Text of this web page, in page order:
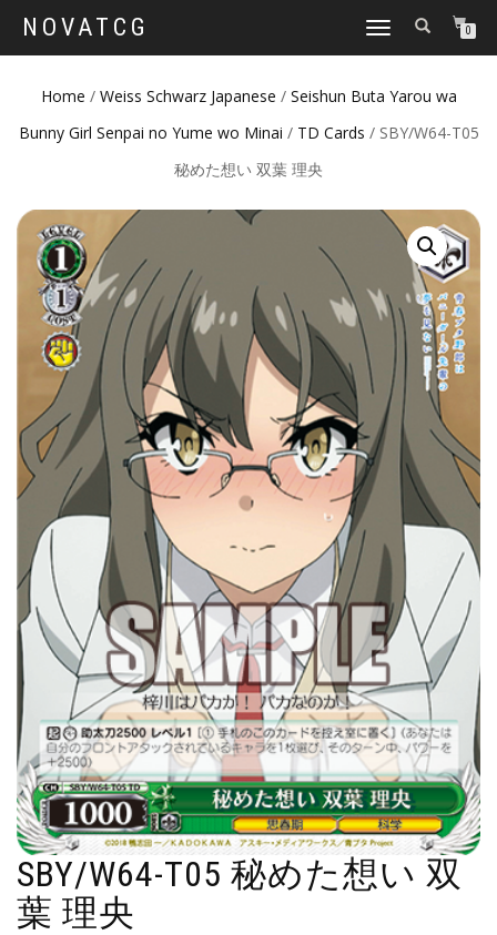
NOVATCG
TOGGLE
0
Home / Weiss Schwarz Japanese / Seishun Buta Yarou wa
Bunny Girl Senpai no Yume wo Minai / TD Cards / SBY/W64-T05
秘めた想い 双葉 理央
SBY/W64-T05 秘めた想い 双
葉 理央